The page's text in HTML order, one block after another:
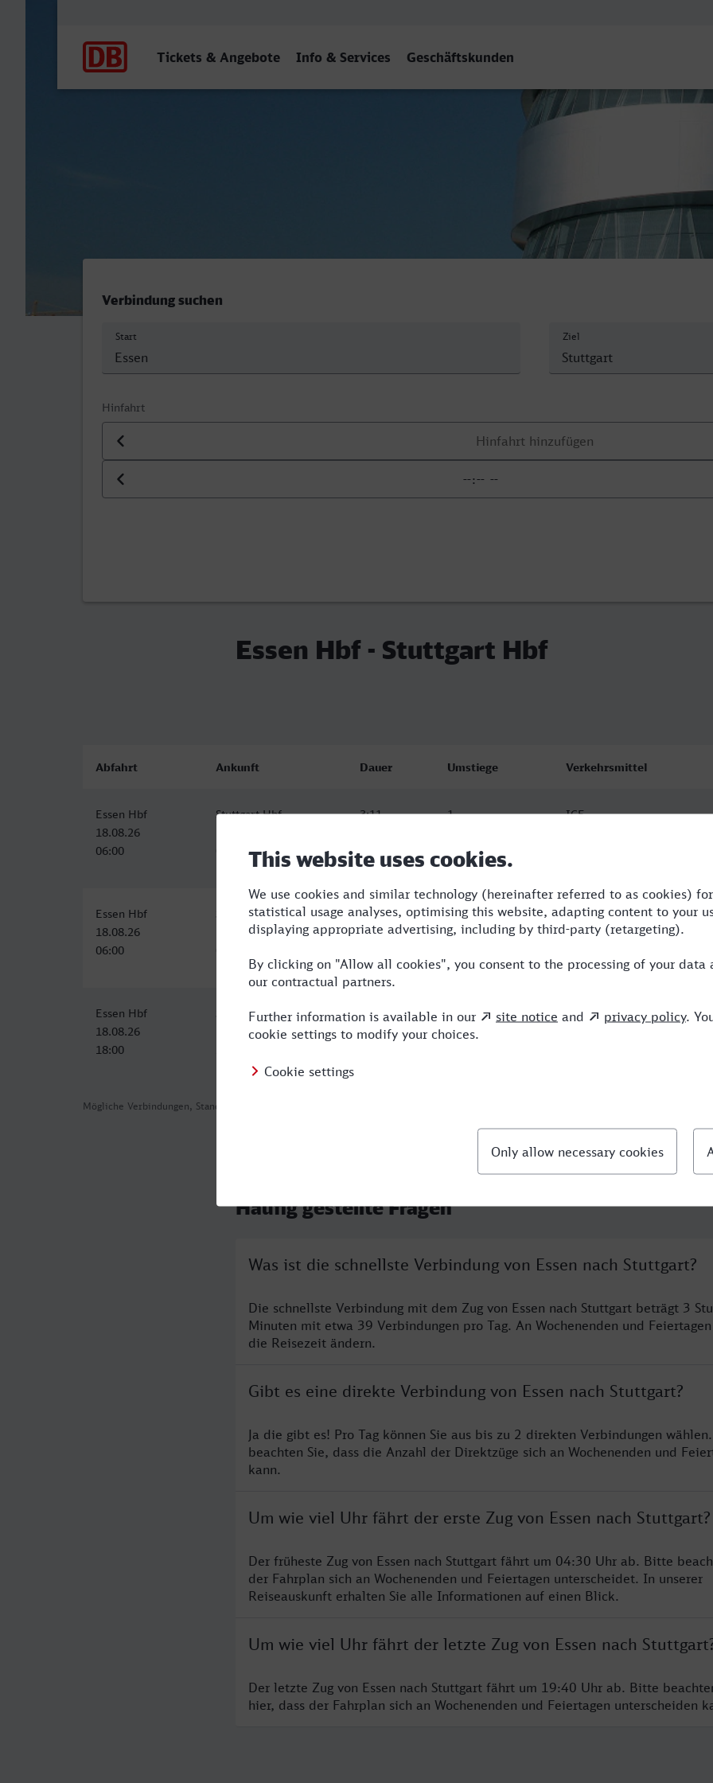
Tickets & Angebote Info & Services Geschäftskunden
Verbindung suchen
Start Ziel
Hinfahrt
Datum der Hinfahrt
Uhrzeit der Hinfahrt
Essen Hbf - Stuttgart Hbf
Mögliche Verbindungen, Stand: 2026-08-04 12:08
Abfahrt Ankunft Dauer Umstiege Verkehrsmittel
Essen Hbf
18.08.26
06:00
Stuttgart Hbf
3:11 1 ICE
Essen Hbf
18.08.26
06:00
Stuttgart Hbf
18.08.26
3:11 1 ICE
Essen Hbf
18.08.26
18:00
Stuttgart Hbf
18.08.26
3:11 1 ICE
Häufig gestellte Fragen
Was ist die schnellste Verbindung von Essen nach Stuttgart?
Die schnellste Verbindung mit dem Zug von Essen nach Stuttgart beträgt 3
Minuten mit etwa 39 Verbindungen pro Tag. An Wochenenden und
die Reisezeit ändern.
Gibt es eine direkte Verbindung von Essen nach Stuttgart?
Ja die gibt es! Pro Tag können Sie aus bis zu 2 direkten Verbindungen
beachten Sie, dass die Anzahl der Direktzüge sich an Wochenenden und
kann.
Um wie viel Uhr fährt der erste Zug von Essen nach Stuttgart?
Der früheste Zug von Essen nach Stuttgart fährt um 04:30 Uhr ab. Bitte
der Fahrplan sich an Wochenenden und Feiertagen unterscheidet. In unserer
Reiseauskunft erhalten Sie alle Informationen auf einen Blick.
Um wie viel Uhr fährt der letzte Zug von Essen nach
Der letzte Zug von Essen nach Stuttgart fährt um 19:40 Uhr ab. Bitte
hier, dass der Fahrplan sich an Wochenenden und Feiertagen unterscheiden